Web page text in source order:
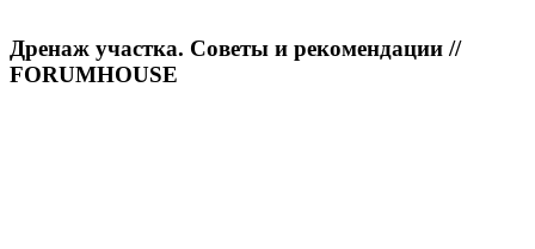
Дренаж участка. Советы и рекомендации //
FORUMHOUSE